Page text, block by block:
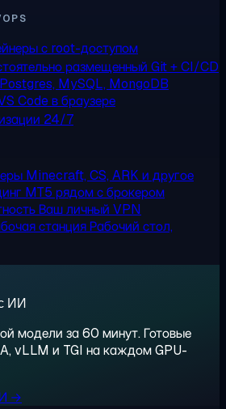
с root-доступом
размещенный Git + CI/CD
Postgres, MySQL, MongoDB
Code в браузере
24/7
Minecraft, CS, ARK и другое
MT5 рядом с брокером
Ваш личный VPN
станцияРабочий стол,
ИИ
модели за 60 минут. Готовые
vLLM и TGI на каждом GPU-
→